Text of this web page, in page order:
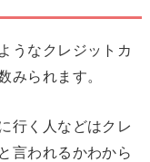
うなクレジットカ
みられます。
行く人などはクレ
言われるかわから